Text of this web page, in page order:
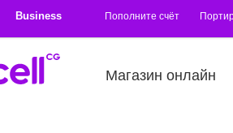
Business Пополните счёт
Магазин онлайн